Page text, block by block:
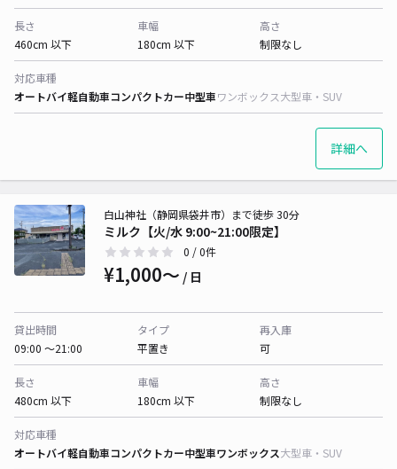
長さ
460cm 以下
車幅
180cm 以下
高さ
制限なし
対応車種
オートバイ軽自動車コンパクトカー中型車ワンボックス大型車・SUV
詳細へ
ミルク【火/水 9:00~21:00限定】
白山神社（静岡県袋井市）まで徒歩 30分
0 / 0件
¥1,000〜 / 日
貸出時間
09:00 〜21:00
タイプ
平置き
再入庫
可
長さ
480cm 以下
車幅
180cm 以下
高さ
制限なし
対応車種
オートバイ軽自動車コンパクトカー中型車ワンボックス大型車・SUV